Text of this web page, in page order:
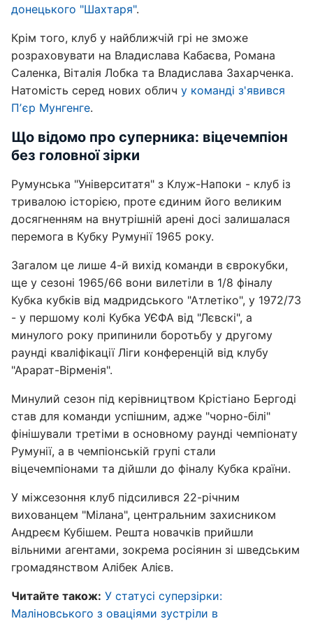
донецького "Шахтаря".
Крім того, клуб у найближчій грі не зможе
розраховувати на Владислава Кабаєва, Романа
Саленка, Віталія Лобка та Владислава Захарченка.
Натомість серед нових облич у команді з'явився
Пʼєр Мунгенге.
Що відомо про суперника: віцечемпіон
без головної зірки
Румунська "Університатя" з Клуж-Напоки - клуб із
тривалою історією, проте єдиним його великим
досягненням на внутрішній арені досі залишалася
перемога в Кубку Румунії 1965 року.
Загалом це лише 4-й вихід команди в єврокубки,
ще у сезоні 1965/66 вони вилетіли в 1/8 фіналу
Кубка кубків від мадридського "Атлетіко", у 1972/73
- у першому колі Кубка УЄФА від "Лєвскі", а
минулого року припинили боротьбу у другому
раунді кваліфікації Ліги конференцій від клубу
"Арарат-Вірменія".
Минулий сезон під керівництвом Крістіано Бергоді
став для команди успішним, адже "чорно-білі"
фінішували третіми в основному раунді чемпіонату
Румунії, а в чемпіонській групі стали
віцечемпіонами та дійшли до фіналу Кубка країни.
У міжсезоння клуб підсилився 22-річним
вихованцем "Мілана", центральним захисником
Андреєм Кубішем. Решта новачків прийшли
вільними агентами, зокрема росіянин зі шведським
громадянством Алібек Алієв.
Читайте також: У статусі суперзірки:
Маліновського з оваціями зустріли в